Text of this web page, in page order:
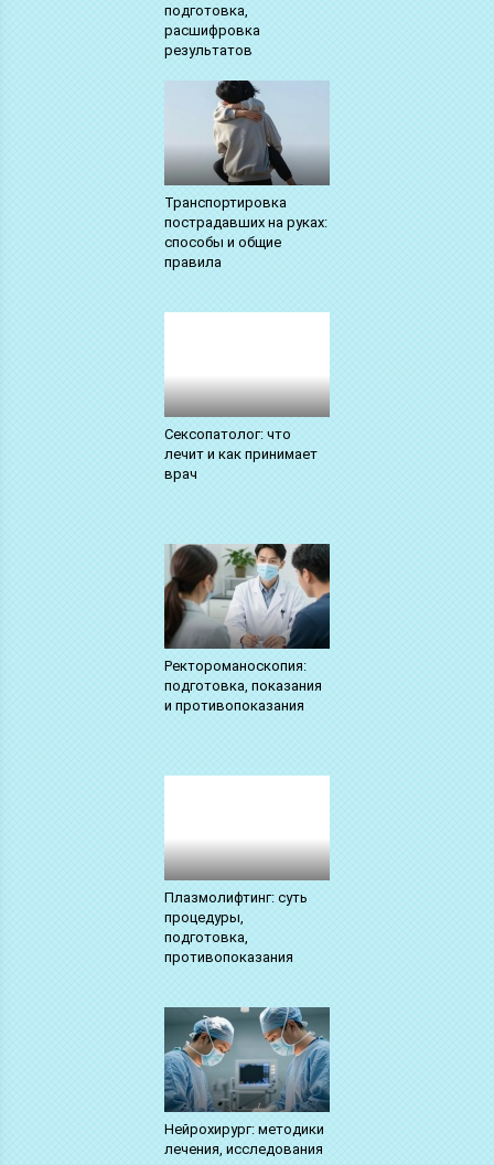
подготовка,
расшифровка
результатов
Транспортировка
пострадавших на руках:
способы и общие
правила
Сексопатолог: что
лечит и как принимает
врач
Ректороманоскопия:
подготовка, показания
и противопоказания
Плазмолифтинг: суть
процедуры,
подготовка,
противопоказания
Нейрохирург: методики
лечения, исследования